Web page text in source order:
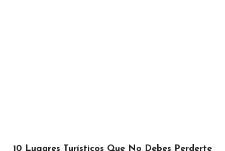
10 Lugares Turísticos Que No Debes Perderte